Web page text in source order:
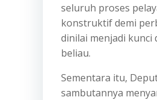
seluruh proses
konstruktif demi
dinilai menjadi kunci
beliau.
Sementara itu,
sambutannya